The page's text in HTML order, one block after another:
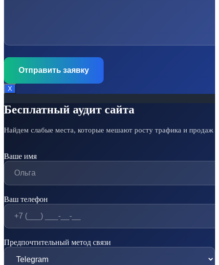
Х
Бесплатный аудит сайта
Найдем слабые места, которые мешают росту трафика и продаж
Ваше имя
Ваш телефон
Предпочтительный метод связи